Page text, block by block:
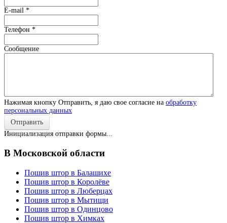
E-mail *
Телефон *
Сообщение
Нажимая кнопку Отправить, я даю свое согласие на обработку
персональных данных
Отправить
Инициализация отправки формы...
В Московской области
Пошив штор в Балашихе
Пошив штор в Королёве
Пошив штор в Люберцах
Пошив штор в Мытищи
Пошив штор в Одинцово
Пошив штор в Химках